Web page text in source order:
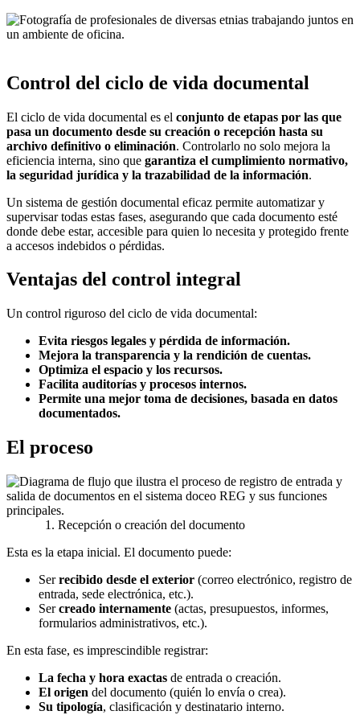
Control del ciclo de vida documental
El ciclo de vida documental es el conjunto de etapas por las que
pasa un documento desde su creación o recepción hasta su
archivo definitivo o eliminación. Controlarlo no solo mejora la
eficiencia interna, sino que garantiza el cumplimiento normativo,
la seguridad jurídica y la trazabilidad de la información.
Un sistema de gestión documental eficaz permite automatizar y
supervisar todas estas fases, asegurando que cada documento esté
donde debe estar, accesible para quien lo necesita y protegido frente
a accesos indebidos o pérdidas.
Ventajas del control integral
Un control riguroso del ciclo de vida documental:
Evita riesgos legales y pérdida de información.
Mejora la transparencia y la rendición de cuentas.
Optimiza el espacio y los recursos.
Facilita auditorías y procesos internos.
Permite una mejor toma de decisiones, basada en datos
documentados.
El proceso
1. Recepción o creación del documento
Esta es la etapa inicial. El documento puede:
Serrecibido desde el exterior (correo electrónico, registro de
entrada, sede electrónica, etc.).
Sercreado internamente (actas, presupuestos, informes,
formularios administrativos, etc.).
En esta fase, es imprescindible registrar:
La fecha y hora exactas de entrada o creación.
El origen del documento (quién lo envía o crea).
Su tipología, clasificación y destinatario interno.